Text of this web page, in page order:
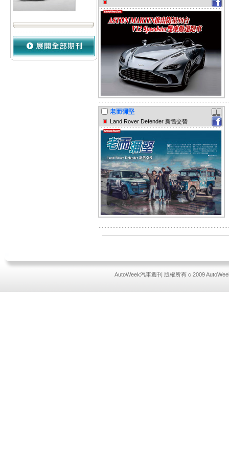
老而彌堅
Land Rover Defender 新舊交替
AutoWeek汽車週刊 版權所有 c 2009